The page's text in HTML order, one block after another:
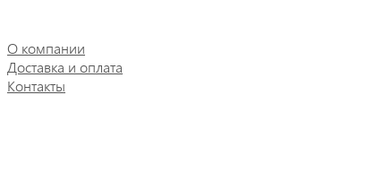
О компании
Доставка и оплата
Контакты